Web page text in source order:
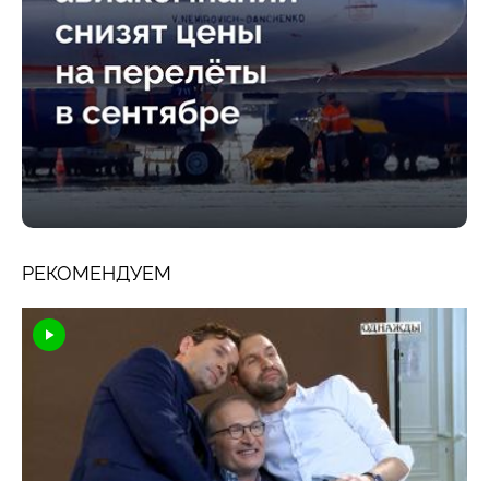
РЕКОМЕНДУЕМ